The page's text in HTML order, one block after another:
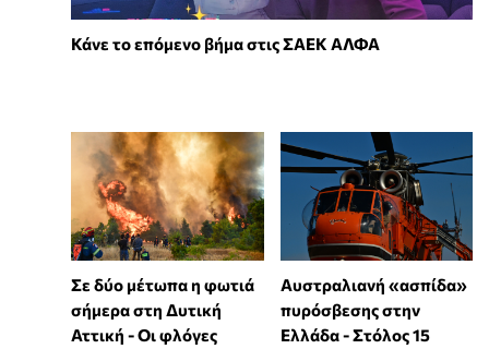
Κάνε το επόμενο βήμα στις ΣΑΕΚ ΑΛΦΑ
Σε δύο μέτωπα η φωτιά
σήμερα στη Δυτική
Αττική - Οι φλόγες
Αυστραλιανή «ασπίδα»
πυρόσβεσης στην
Ελλάδα - Στόλος 15